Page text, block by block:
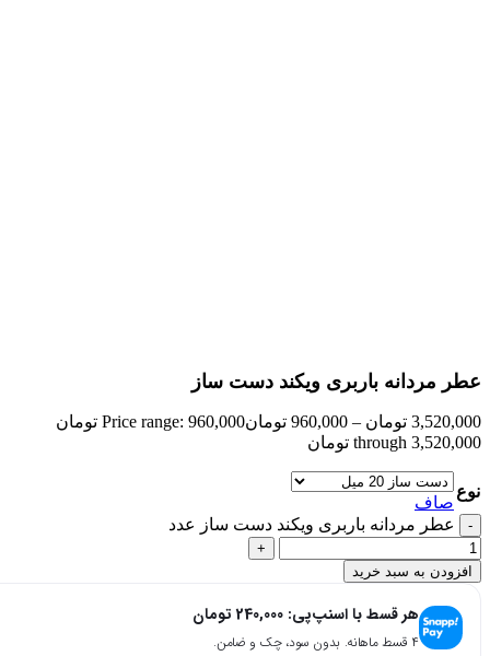
عطر مردانه باربری ویکند دست ساز
3,520,000 تومان –
960,000 تومان
Price range: 960,000 تومان
through 3,520,000 تومان
نوع
صاف
عطر مردانه باربری ویکند دست ساز عدد
افزودن به سبد خرید
هر قسط با اسنپ‌پی: 240,000 تومان
۴ قسط ماهانه. بدون سود، چک و ضامن.